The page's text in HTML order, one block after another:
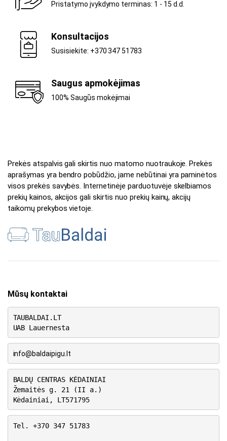
Pristatymo įvykdymo terminas: 1 - 15 d.d.
Konsultacijos
Susisiekite: +370 347 51783
Saugus apmokėjimas
100% Saugūs mokėjimai
Prekės atspalvis gali skirtis nuo matomo nuotraukoje. Prekės
aprašymas yra bendro pobūdžio, jame nebūtinai yra paminėtos
visos prekės savybės. Internetinėje parduotuvėje skelbiamos
prekių kainos, akcijos gali skirtis nuo prekių kainų, akcijų
taikomų prekybos vietoje.
Mūsų kontaktai
TAUBALDAI.LT
UAB Lauernesta
info@baldaipigu.lt
BALDŲ CENTRAS KĖDAINIAI
Žemaitės g. 21 (II a.)
Kėdainiai, LT571795
Tel. +370 347 51783